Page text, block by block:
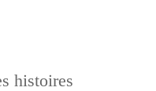
histoires